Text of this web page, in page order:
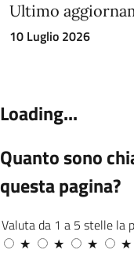
Ultimo
10 Luglio 2026